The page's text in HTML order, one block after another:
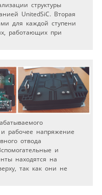
структуры
UnitedSiC. Вторая
для каждой ступени
работающих при
рабочее напряжение
отвода
и
находятся на
так как они не